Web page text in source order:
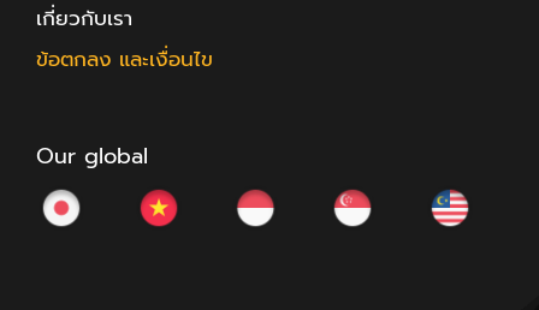
เกี่ยวกับเรา
ข้อตกลง และเงื่อนไข
Our global